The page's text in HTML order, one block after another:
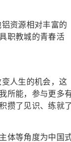
资源相对丰富的
职教城的青春活
人生的机会，这
所能，参与更多
攒了见识、练就了
体等角度为中国